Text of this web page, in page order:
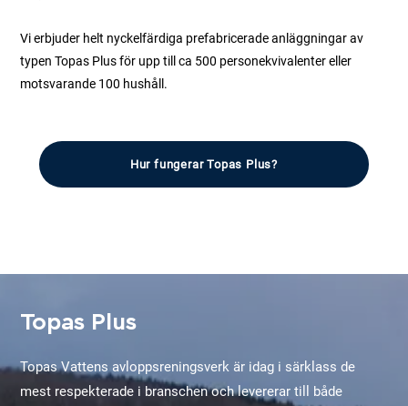
Vi erbjuder helt nyckelfärdiga prefabricerade anläggningar av
typen Topas Plus för upp till ca 500 personekvivalenter eller
motsvarande 100 hushåll.
Hur fungerar Topas Plus?
Topas Plus
Topas Vattens avloppsreningsverk är idag i särklass de
mest respekterade i branschen och levererar till både